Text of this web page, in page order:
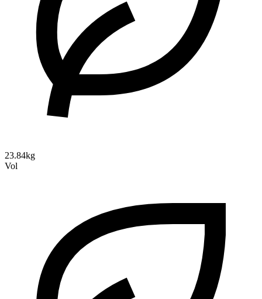
23.84kg
Vol